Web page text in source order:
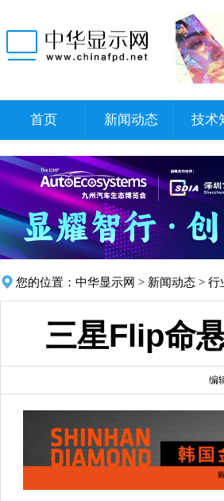
首页 新闻动态 技术
您的位置： 中华显示网 > 新闻动态 > 行
三星Flip命
编